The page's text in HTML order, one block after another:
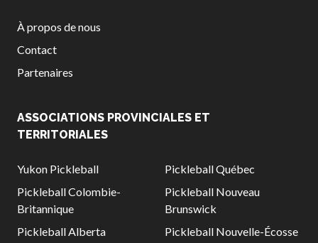
À propos de nous
Contact
Partenaires
ASSOCIATIONS PROVINCIALES ET
TERRITORIALES
Yukon Pickleball
Pickleball Québec
Pickleball Colombie-
Britannique
Pickleball Nouveau
Brunswick
Pickleball Alberta
Pickleball Nouvelle-Écosse